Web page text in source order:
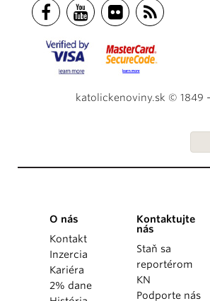
katolickenoviny.sk © 1849
O nás
Kontakt
Inzercia
Kariéra
2% dane
Kontaktujte
nás
Staň sa
reportérom
KN
Podporte nás